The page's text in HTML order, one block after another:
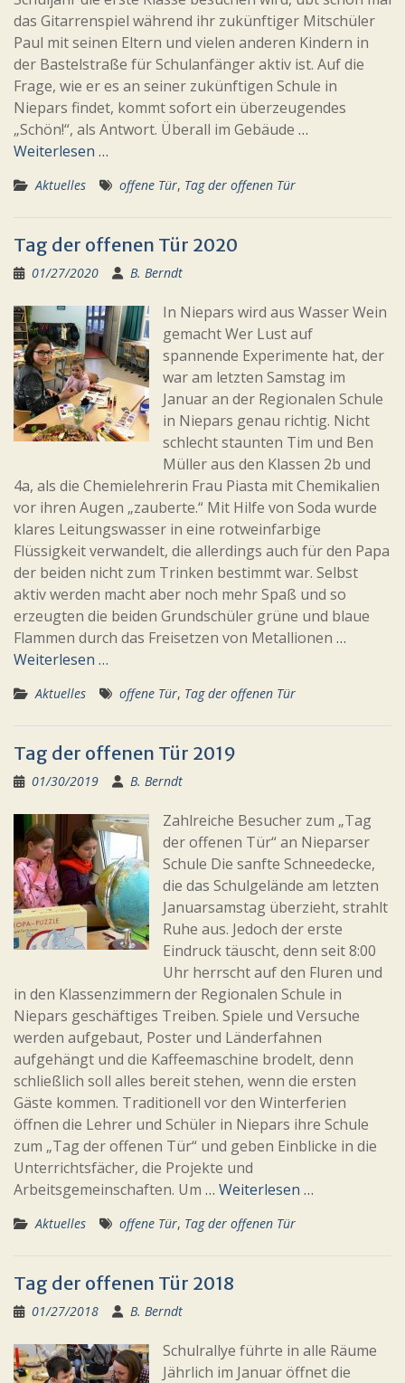
das Gitarrenspiel während ihr zukünftiger Mitschüler
Paul mit seinen Eltern und vielen anderen Kindern in
der Bastelstraße für Schulanfänger aktiv ist. Auf die
Frage, wie er es an seiner zukünftigen Schule in
Niepars findet, kommt sofort ein überzeugendes
„Schön!“, als Antwort. Überall im Gebäude …
Weiterlesen …
Aktuelles offene Tür, Tag der offenen Tür
Tag der offenen Tür 2020
01/27/2020 B. Berndt
In Niepars wird aus Wasser Wein
gemacht Wer Lust auf
spannende Experimente hat, der
war am letzten Samstag im
Januar an der Regionalen Schule
in Niepars genau richtig. Nicht
schlecht staunten Tim und Ben
Müller aus den Klassen 2b und
4a, als die Chemielehrerin Frau Piasta mit Chemikalien
vor ihren Augen „zauberte.“ Mit Hilfe von Soda wurde
klares Leitungswasser in eine rotweinfarbige
Flüssigkeit verwandelt, die allerdings auch für den Papa
der beiden nicht zum Trinken bestimmt war. Selbst
aktiv werden macht aber noch mehr Spaß und so
erzeugten die beiden Grundschüler grüne und blaue
Flammen durch das Freisetzen von Metallionen …
Weiterlesen …
Aktuelles offene Tür, Tag der offenen Tür
Tag der offenen Tür 2019
01/30/2019 B. Berndt
Zahlreiche Besucher zum „Tag
der offenen Tür“ an Nieparser
Schule Die sanfte Schneedecke,
die das Schulgelände am letzten
Januarsamstag überzieht, strahlt
Ruhe aus. Jedoch der erste
Eindruck täuscht, denn seit 8:00
Uhr herrscht auf den Fluren und
in den Klassenzimmern der Regionalen Schule in
Niepars geschäftiges Treiben. Spiele und Versuche
werden aufgebaut, Poster und Länderfahnen
aufgehängt und die Kaffeemaschine brodelt, denn
schließlich soll alles bereit stehen, wenn die ersten
Gäste kommen. Traditionell vor den Winterferien
öffnen die Lehrer und Schüler in Niepars ihre Schule
zum „Tag der offenen Tür“ und geben Einblicke in die
Unterrichtsfächer, die Projekte und
Arbeitsgemeinschaften. Um … Weiterlesen …
Aktuelles offene Tür, Tag der offenen Tür
Tag der offenen Tür 2018
01/27/2018 B. Berndt
Schulrallye führte in alle Räume
Jährlich im Januar öffnet die